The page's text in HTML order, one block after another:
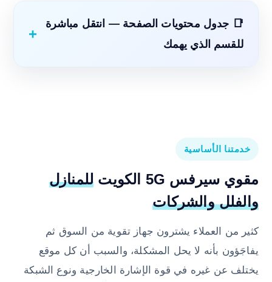
📑 جدول محتويات الصفحة — انتقل مباشرة
للقسم الذي يهمك
خدمتنا الأساسية
مقوي سيرفس 5G الكويت
للمنازل
والفلل والشركات
كثير من العملاء يشترون جهاز تقوية من السوق ثم
يفاجَؤون بأنه لا يحل المشكلة، والسبب أن كل موقع
يختلف عن غيره في قوة الإشارة الخارجية ونوع الشبكة